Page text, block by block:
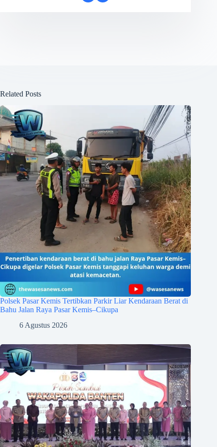
Related Posts
Polsek Pasar Kemis Tertibkan Parkir Liar Kendaraan Berat di
Bahu Jalan Raya Pasar Kemis–Cikupa
6 Agustus 2026